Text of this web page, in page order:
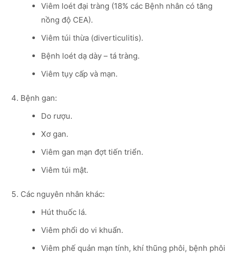
Viêm loét đại tràng (18% các Bệnh nhân có tăng
nồng độ CEA).
Viêm túi thừa (diverticulitis).
Bệnh loét dạ dày – tá tràng.
Viêm tụy cấp và mạn.
Bệnh gan:
Do rượu.
Xơ gan.
Viêm gan mạn đợt tiến triển.
Viêm túi mật.
Các nguyên nhân khác:
Hút thuốc lá.
Viêm phổi do vi khuẩn.
Viêm phế quản mạn tính, khí thũng phôi, bệnh phôi